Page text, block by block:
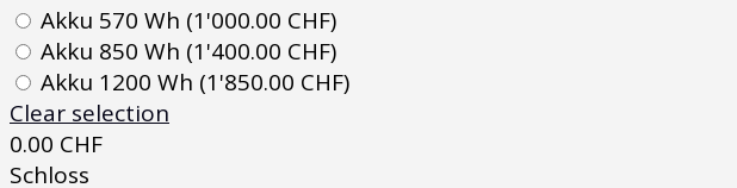
Akku 570 Wh (1'000.00 CHF)
Akku 850 Wh (1'400.00 CHF)
Akku 1200 Wh (1'850.00 CHF)
Clear selection
0.00 CHF
Schloss